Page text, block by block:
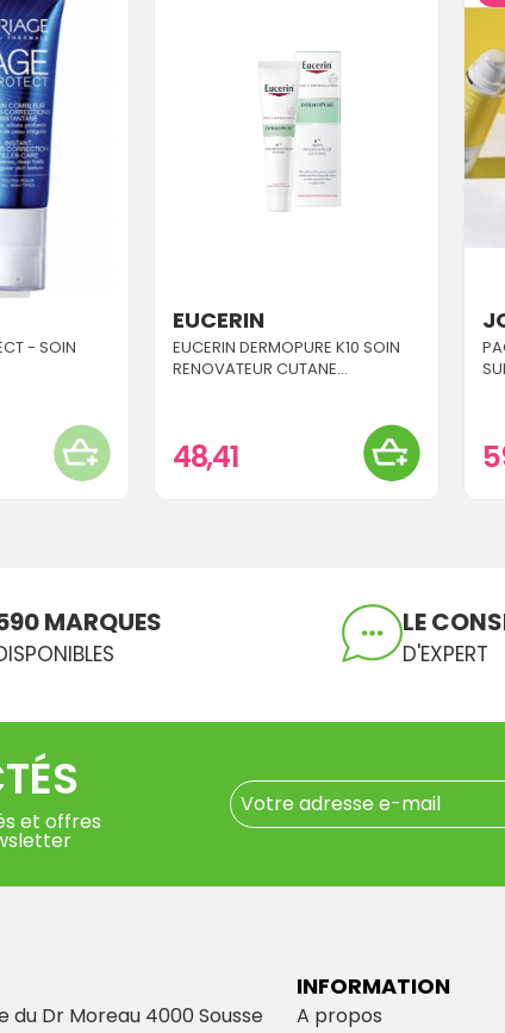
- SOIN
EUCERIN
EUCERIN DERMOPURE K10 SOIN
RENOVATEUR CUTANE...
48,41
MARQUES LE
D'EXPERT
et offres
du Dr Moreau 4000 Sousse
INFORMATION
A propos